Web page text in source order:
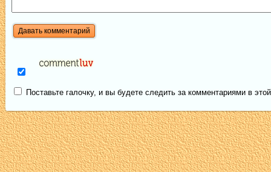
Поставьте галочку, и вы будете следить за комментариями в